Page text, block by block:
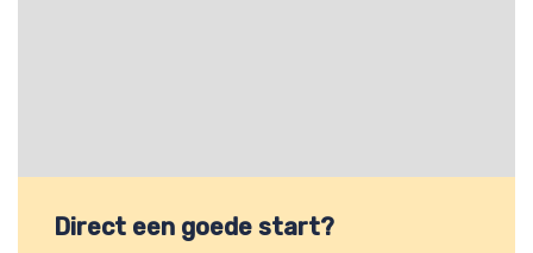
Direct een goede start?